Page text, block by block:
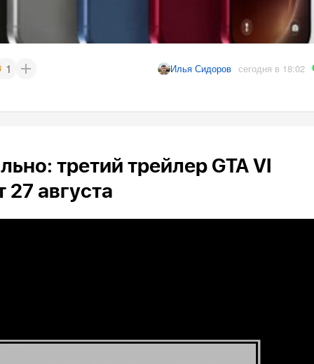
1 Илья Сидоров сегодня в 18:02
третий трейлер GTA VI
27 августа